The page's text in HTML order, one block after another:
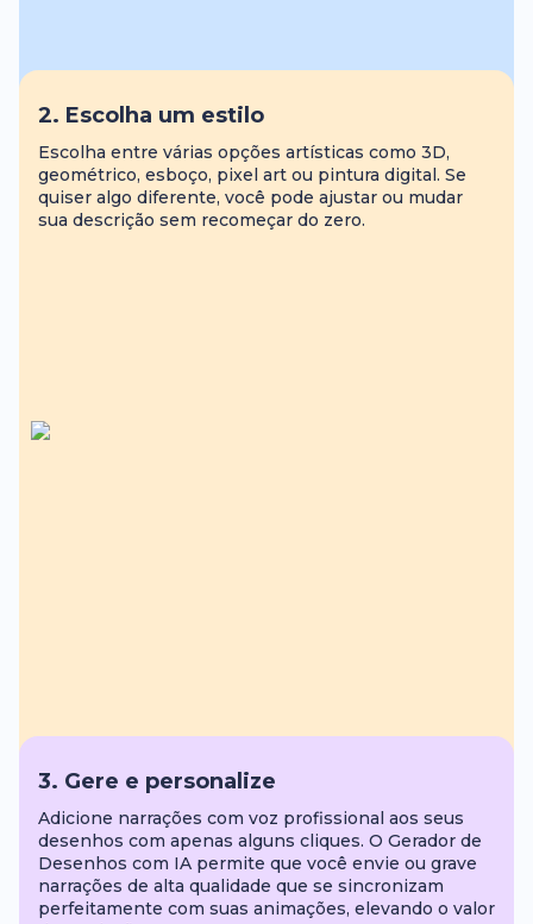
2. Escolha um estilo
Escolha entre várias opções artísticas como 3D,
geométrico, esboço, pixel art ou pintura digital. Se
quiser algo diferente, você pode ajustar ou mudar
sua descrição sem recomeçar do zero.
3. Gere e personalize
Adicione narrações com voz profissional aos seus
desenhos com apenas alguns cliques. O Gerador de
Desenhos com IA permite que você envie ou grave
narrações de alta qualidade que se sincronizam
perfeitamente com suas animações, elevando o valor